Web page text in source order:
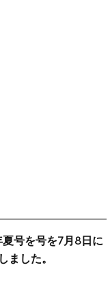
号を号を7月8日に
ました。